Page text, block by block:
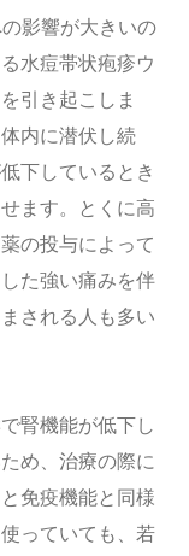
影響が大きいの
水痘帯状疱疹ウ
引き起こしま
内に潜伏し続
下しているとき
ます。とくに高
の投与によって
た強い痛みを伴
される人も多い
腎機能が低下し
め、治療の際に
免疫機能と同様
っていても、若